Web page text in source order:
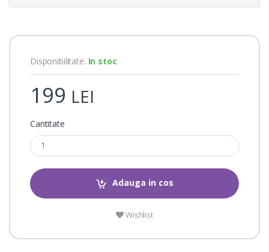
i
Disponibilitate: In stoc
199 LEI
Cantitate
Adauga in cos
Wishlist